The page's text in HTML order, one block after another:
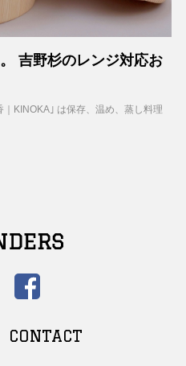
吉野杉のレンジ対応お
KINOKA｣ は保存、温め、蒸し料理
CONTACT